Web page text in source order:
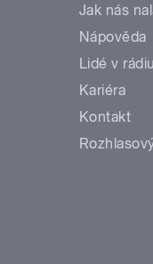
Jak nás
Nápověda
Lidé v rádiu
Kariéra
Kontakt